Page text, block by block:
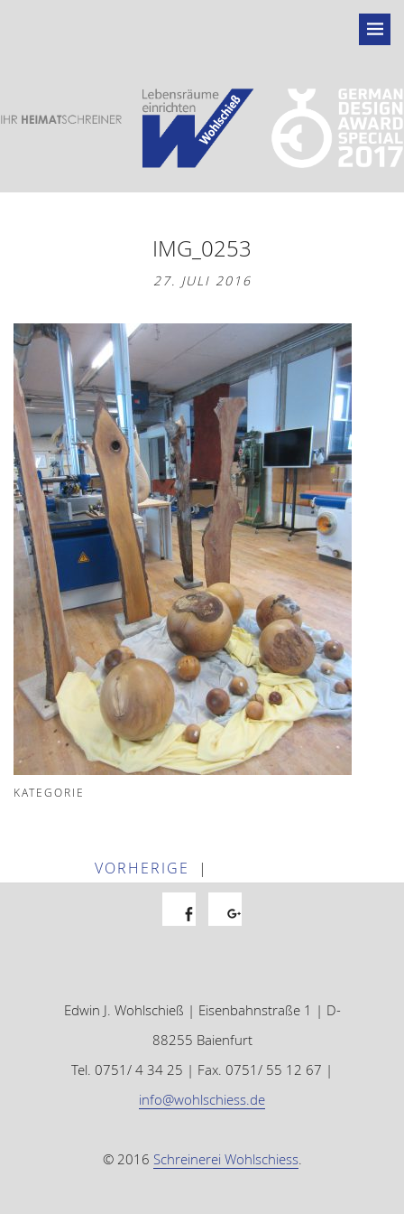
IMG_0253
27. JULI 2016
KATEGORIE
VORHERIGE |
Edwin J. Wohlschieß | Eisenbahnstraße 1 | D-
88255 Baienfurt
Tel. 0751/ 4 34 25 | Fax. 0751/ 55 12 67 |
info@wohlschiess.de
© 2016 Schreinerei Wohlschiess.